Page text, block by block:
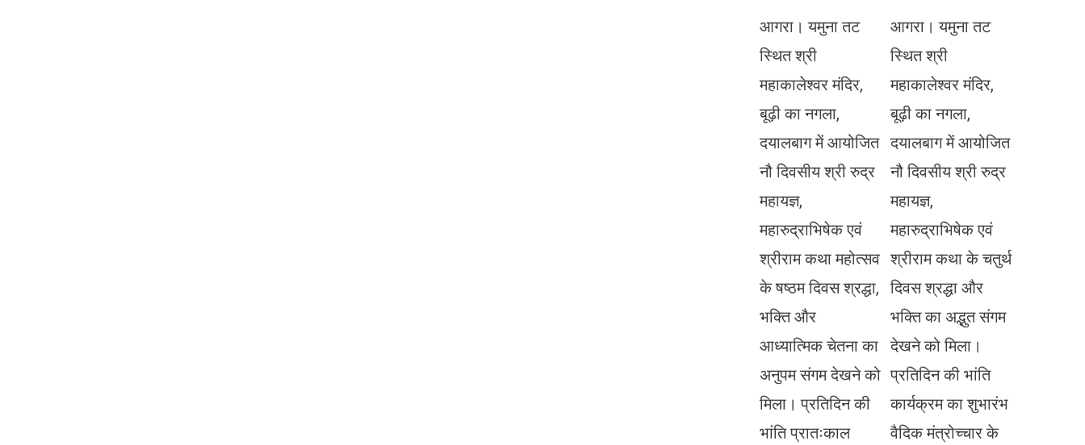
आगरा। यमुना तट
स्थित श्री
महाकालेश्वर मंदिर,
बूढ़ी का नगला,
दयालबाग में आयोजित
नौ दिवसीय श्री रुद्र
महायज्ञ,
महारुद्राभिषेक एवं
श्रीराम कथा महोत्सव
के षष्ठम दिवस श्रद्धा,
भक्ति और
आध्यात्मिक चेतना का
अनुपम संगम देखने को
मिला। प्रतिदिन की
भांति प्रातःकाल
आगरा। यमुना तट
स्थित श्री
महाकालेश्वर मंदिर,
बूढ़ी का नगला,
दयालबाग में आयोजित
नौ दिवसीय श्री रुद्र
महायज्ञ,
महारुद्राभिषेक एवं
श्रीराम कथा के चतुर्थ
दिवस श्रद्धा और
भक्ति का अद्भुत संगम
देखने को मिला।
प्रतिदिन की भांति
कार्यक्रम का शुभारंभ
वैदिक मंत्रोच्चार के